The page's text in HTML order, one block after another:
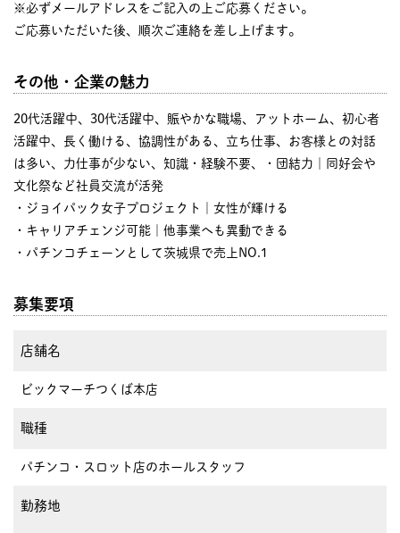
※必ずメールアドレスをご記入の上ご応募ください。
ご応募いただいた後、順次ご連絡を差し上げます。
その他・企業の魅力
20代活躍中、30代活躍中、賑やかな職場、アットホーム、初心者
活躍中、長く働ける、協調性がある、立ち仕事、お客様との対話
は多い、力仕事が少ない、知識・経験不要、・団結力｜同好会や
文化祭など社員交流が活発
・ジョイパック女子プロジェクト｜女性が輝ける
・キャリアチェンジ可能｜他事業へも異動できる
・パチンコチェーンとして茨城県で売上NO.1
募集要項
店舗名
ビックマーチつくば本店
職種
パチンコ・スロット店のホールスタッフ
勤務地